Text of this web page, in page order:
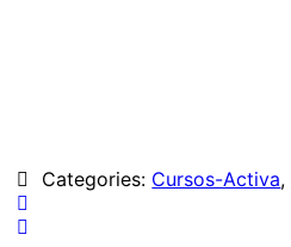
Categories: Cursos-Activa,